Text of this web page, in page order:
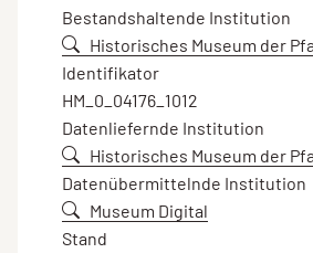
Bestandshaltende Institution
Historisches Museum der
Identifikator
HM_0_04176_1012
Datenliefernde Institution
Historisches Museum der
Datenübermittelnde Institution
Museum Digital
Stand